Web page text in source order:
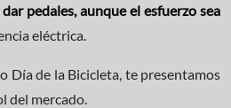
pedales, aunque el esfuerzo sea
eléctrica.
Día de la Bicicleta, te presentamos
del mercado.